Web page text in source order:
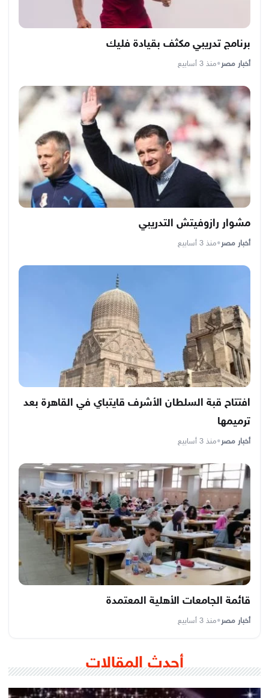
برنامج تدريبي مكثف بقيادة فليك
أخبار مصر•منذ 3 أسابيع
مشوار رازوفيتش التدريبي
أخبار مصر•منذ 3 أسابيع
افتتاح قبة السلطان الأشرف قايتباي في القاهرة بعد
ترميمها
أخبار مصر•منذ 3 أسابيع
قائمة الجامعات الأهلية المعتمدة
أخبار مصر•منذ 3 أسابيع
أحدث المقالات